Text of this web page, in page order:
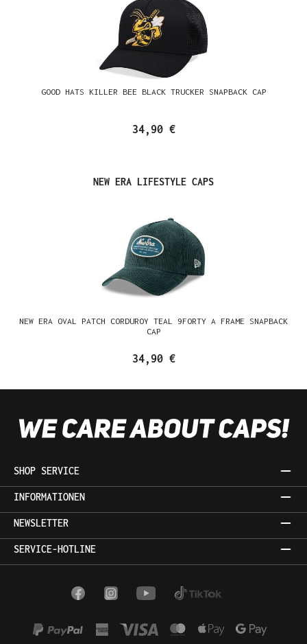
GOOD HATS KILLER BEE BLACK TRUCKER SNAPBACK CAP
34,90 €
Produktgalerie überspringenNEW ERA LIFESTYLE CAPS
NEW ERA OVAL PATCH CORDUROY TEAL 9FORTY A FRAME SNAPBACK
CAP
34,90 €
SHOP SERVICE
INFORMATIONEN
NEWSLETTER
SERVICE-HOTLINE